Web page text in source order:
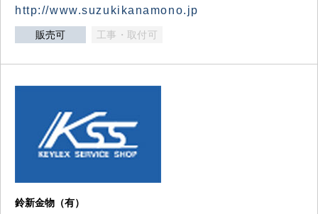
http://www.suzukikanamono.jp
販売可 工事・取付可
鈴新金物（有）